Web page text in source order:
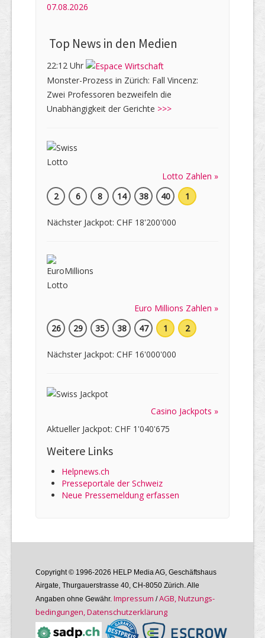
07.08.2026
Top News in den Medien
22:12 Uhr
Monster-Prozess in Zürich: Fall Vincenz:
Zwei Professoren bezweifeln die
Unabhängigkeit der Gerichte >>>
Lotto Zahlen »
2
6 8 14 38 40 1
Nächster Jackpot: CHF 18'200'000
Euro Millions Zahlen »
26
29 35 38 47 1 2
Nächster Jackpot: CHF 16'000'000
Casino Jackpots »
Aktueller Jackpot: CHF 1'040'675
Weitere Links
Helpnews.ch
Presseportale der Schweiz
Neue Pressemeldung erfassen
Copyright © 1996-2026 HELP Media AG, Geschäftshaus
Airgate, Thurgauer­strasse 40, CH-8050 Zürich. Alle
Angaben ohne Gewähr. Im­pres­sum /AGB, Nutzungs­
bedin­gungen, Daten­schutz­er­klärung